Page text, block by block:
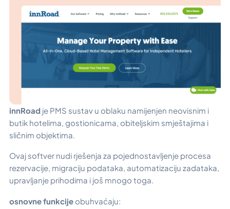
innRoad je PMS sustav u oblaku namijenjen neovisnim i
butik hotelima, gostionicama, obiteljskim smještajima i
sličnim objektima.
Ovaj softver nudi rješenja za pojednostavljenje procesa
rezervacije, migraciju podataka, automatizaciju zadataka,
upravljanje prihodima i još mnogo toga.
osnovne funkcije obuhvaćaju: